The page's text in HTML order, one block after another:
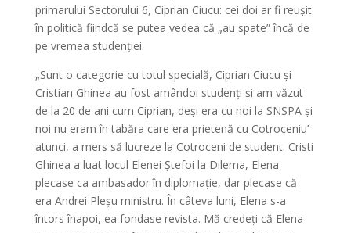
primarului Sectorului 6, Ciprian Ciucu: cei doi ar fi reușit
în politică fiindcă se putea vedea că „au spate” încă de
pe vremea studenției.
„Sunt o categorie cu totul specială, Ciprian Ciucu și
Cristian Ghinea au fost amândoi studenți și am văzut
de la 20 de ani cum Ciprian, deși era cu noi la SNSPA și
noi nu eram în tabăra care era prietenă cu Cotroceniu’
atunci, a mers să lucreze la Cotroceni de student. Cristi
Ghinea a luat locul Elenei Ștefoi la Dilema, Elena
plecase ca ambasador în diplomație, dar plecase că
era Andrei Pleșu ministru. În câteva luni, Elena s-a
întors înapoi, ea fondase revista. Mă credeți că Elena